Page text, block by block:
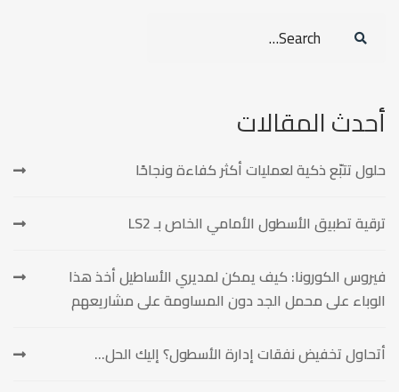
أحدث المقالات
حلول تتبّع ذكية لعمليات أكثر كفاءة ونجاحًا
ترقية تطبيق الأسطول الأمامي الخاص بـ LS2
فيروس الكورونا: كيف يمكن لمديري الأساطيل أخذ هذا
الوباء على محمل الجد دون المساومة على مشاريعهم
أتحاول تخفيض نفقات إدارة الأسطول؟ إليك الحل…